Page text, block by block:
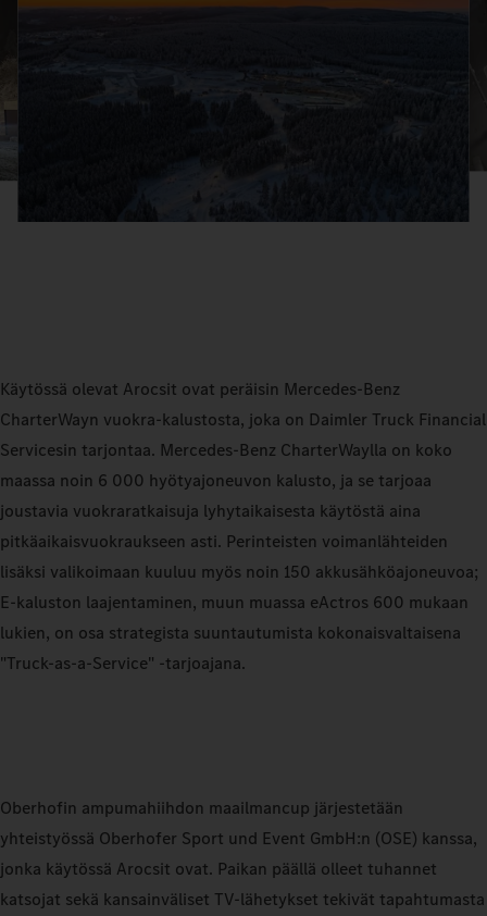
Käytössä olevat Arocsit ovat peräisin Mercedes‑Benz
CharterWayn vuokra‑kalustosta, joka on Daimler Truck Financial
Servicesin tarjontaa. Mercedes‑Benz CharterWaylla on koko
maassa noin 6 000 hyötyajoneuvon kalusto, ja se tarjoaa
joustavia vuokraratkaisuja lyhytaikaisesta käytöstä aina
pitkäaikaisvuokraukseen asti. Perinteisten voimanlähteiden
lisäksi valikoimaan kuuluu myös noin 150 akkusähköajoneuvoa;
E‑kaluston laajentaminen, muun muassa eActros 600 mukaan
lukien, on osa strategista suuntautumista kokonaisvaltaisena
"Truck-as-a-Service" -tarjoajana.
Oberhofin ampumahiihdon maailmancup järjestetään
yhteistyössä Oberhofer Sport und Event GmbH:n (OSE) kanssa,
jonka käytössä Arocsit ovat. Paikan päällä olleet tuhannet
katsojat sekä kansainväliset TV-lähetykset tekivät tapahtumasta